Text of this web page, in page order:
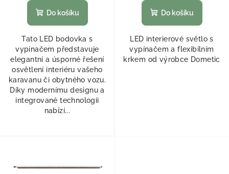
Do košíku
Tato LED bodovka s
vypínačem představuje
elegantní a úsporné řešení
osvětlení interiéru vašeho
karavanu či obytného vozu.
Díky modernímu designu a
integrované technologii
nabízí...
Do košíku
LED interierové světlo s
vypínačem a flexibilním
krkem od výrobce Dometic